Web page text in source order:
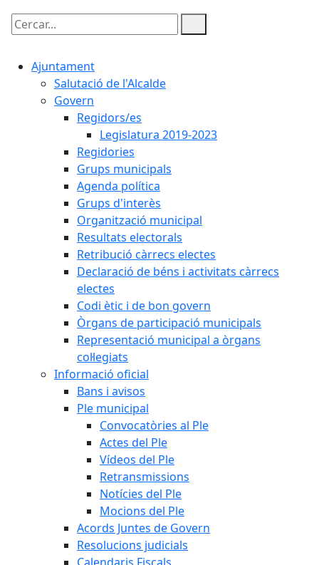
Cercar:
Ajuntament
Salutació de l'Alcalde
Govern
Regidors/es
Legislatura 2019-2023
Regidories
Grups municipals
Agenda política
Grups d'interès
Organització municipal
Resultats electorals
Retribució càrrecs electes
Declaració de béns i activitats càrrecs
electes
Codi ètic i de bon govern
Òrgans de participació municipals
Representació municipal a òrgans
col·legiats
Informació oficial
Bans i avisos
Ple municipal
Convocatòries al Ple
Actes del Ple
Vídeos del Ple
Retransmissions
Notícies del Ple
Mocions del Ple
Acords Juntes de Govern
Resolucions judicials